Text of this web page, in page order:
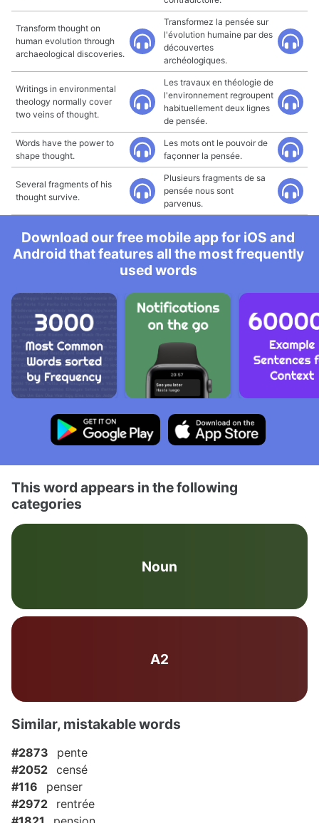
Transform thought on
human evolution through
archaeological discoveries.
Transformez la pensée sur
l'évolution humaine par des
découvertes
archéologiques.
Writings in environmental
theology normally cover
two veins of thought.
Les travaux en théologie de
l'environnement regroupent
habituellement deux lignes
de pensée.
Words have the power to
shape thought.
Les mots ont le pouvoir de
façonner la pensée.
Several fragments of his
thought survive.
Plusieurs fragments de sa
pensée nous sont
parvenus.
Download our free mobile app for iOS and
Android that features all the most frequently
used words
This word appears in the following
categories
Noun
A2
Similar, mistakable words
#2873
pente
#2052 censé
#116
penser
#2972
rentrée